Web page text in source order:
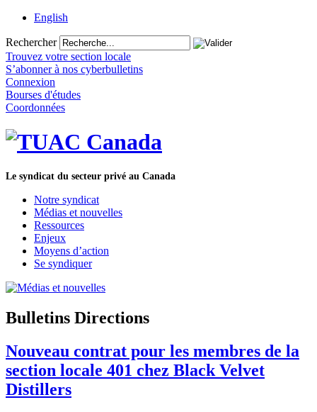
English
Rechercher
Trouvez votre section locale
S’abonner à nos cyberbulletins
Connexion
Bourses d'études
Coordonnées
Le syndicat du secteur privé au Canada
Notre syndicat
Médias et nouvelles
Ressources
Enjeux
Moyens d’action
Se syndiquer
Bulletins Directions
Nouveau contrat pour les membres de la
section locale 401 chez Black Velvet
Distillers